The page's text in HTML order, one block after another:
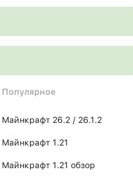
Популярное
Майнкрафт 26.2 / 26.1.2
Майнкрафт 1.21
Майнкрафт 1.21 обзор